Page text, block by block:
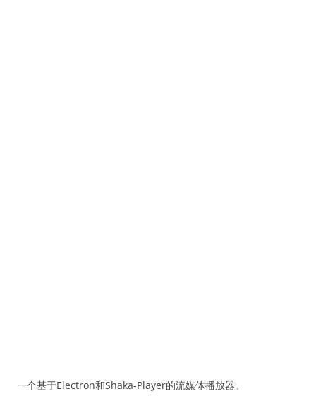
一个基于Electron和Shaka-Player的流媒体播放器。